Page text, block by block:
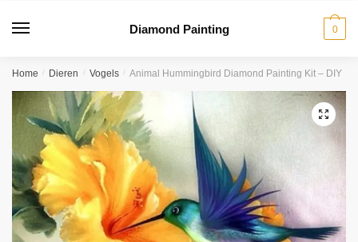
Diamond Painting 0
Home / Dieren / Vogels / Animal Hummingbird Diamond Painting Kit – DIY
🔍